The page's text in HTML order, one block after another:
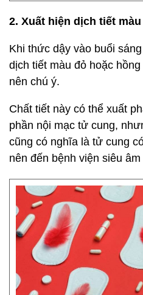
2. Xuất hiện dịch tiết
Khi thức dậy vào buổi
dịch tiết màu đỏ hoặc
nên chú ý.
Chất tiết này có thể xuất
phần nội mạc tử cung,
cũng có nghĩa là tử cung
nên đến bệnh viện siêu